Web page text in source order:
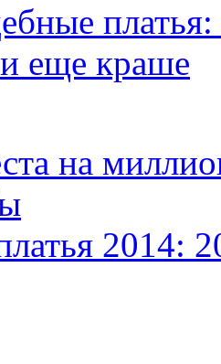
еще краше
на
2014: